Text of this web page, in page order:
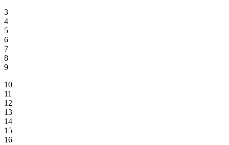
3
4
5
6
7
8
9
10
11
12
13
14
15
16